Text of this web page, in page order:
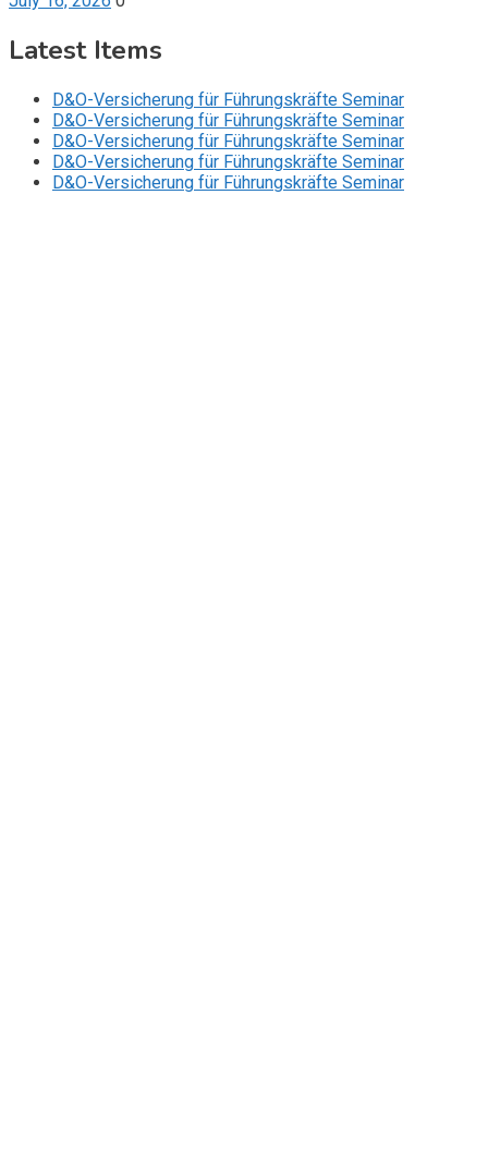
Latest Items
D&O-Versicherung für Führungskräfte Seminar
D&O-Versicherung für Führungskräfte Seminar
D&O-Versicherung für Führungskräfte Seminar
D&O-Versicherung für Führungskräfte Seminar
D&O-Versicherung für Führungskräfte Seminar